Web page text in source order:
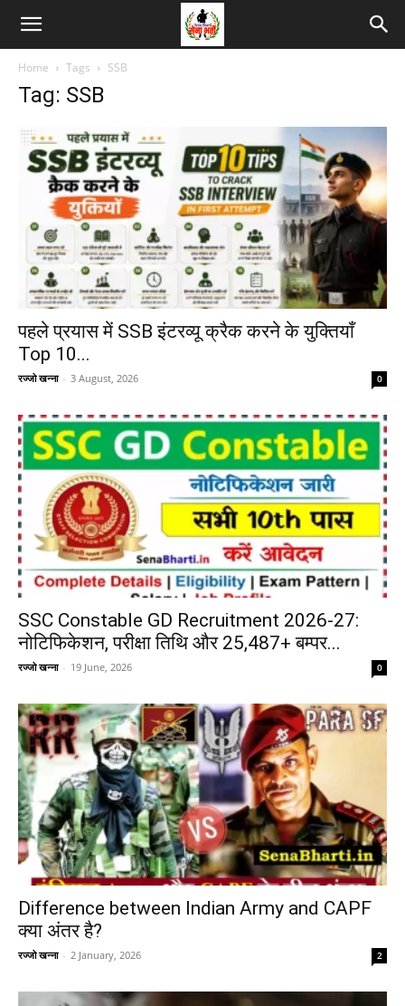
Home Tags SSB
Tag: SSB
पहले प्रयास में SSB इंटरव्यू क्रैक करने के युक्तियाँ
Top 10...
रज्जो खन्ना - 3 August, 2026 0
SSC Constable GD Recruitment 2026-27:
नोटिफिकेशन, परीक्षा तिथि और 25,487+ बम्पर...
रज्जो खन्ना - 19 June, 2026 0
Difference between Indian Army and CAPF
क्या अंतर है?
रज्जो खन्ना - 2 January, 2026 2